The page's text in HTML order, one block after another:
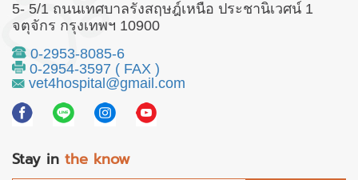
5- 5/1 ถนนเทศบาลรังสฤษฎ์เหนือ ประชานิเวศน์ 1
จตุจักร กรุงเทพฯ 10900
0-2953-8085-6
0-2954-3597 ( FAX )
vet4hospital@gmail.com
Stay in the know